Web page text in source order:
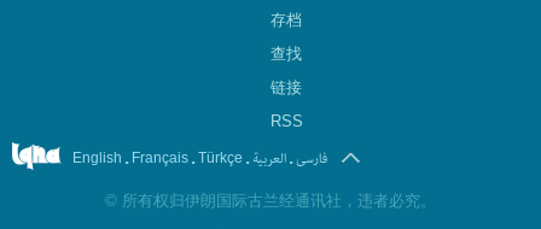
存档
查找
链接
RSS
English . Français .Türkçe .العربیة.فارسی
© 所有权归伊朗国际古兰经通讯社，违者必究。